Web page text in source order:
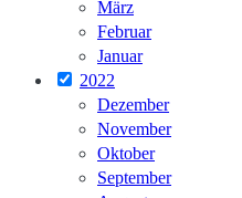
März
Februar
Januar
2022
Dezember
November
Oktober
September